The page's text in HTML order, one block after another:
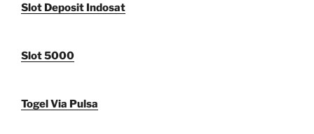
Slot Deposit Indosat
Slot 5000
Togel Via Pulsa